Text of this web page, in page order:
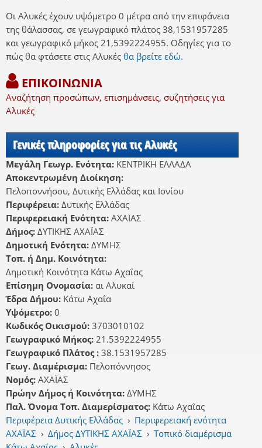
Οι Αλυκές έχουν υψόμετρο 0 μέτρα από την επιφάνεια
της θάλασσας, σε γεωγραφικό πλάτος 38,1531957285
και γεωγραφικό μήκος 21,5392224955. Οδηγίες για το
πώς θα φτάσετε στις Αλυκές θα βρείτε εδώ.
ΕΠΙΚΟΙΝΩΝΙΑ
Αναζήτηση προσώπων, επισημάνσεις, συζητήσεις για
Αλυκές
Γενικές πληροφορίες για τις Αλυκές
Μεγάλη Γεωγρ. Ενότητα: ΚΕΝΤΡΙΚΗ ΕΛΛΑΔΑ
Αποκεντρωμένη Διοίκηση:
Πελοποννήσου, Δυτικής Ελλάδας και Ιονίου
Περιφέρεια: Δυτικής Ελλάδας
Περιφερειακή Ενότητα: ΑΧΑΪΑΣ
Δήμος: ΔΥΤΙΚΗΣ ΑΧΑΪΑΣ
Δημοτική Ενότητα: ΔΥΜΗΣ
Τοπ. ή Δημ. Κοινότητα:
Δημοτική Κοινότητα Κάτω Αχαΐας
Επίσημη Ονομασία: αι Αλυκαί
Έδρα Δήμου: Κάτω Αχαΐα
Υψόμετρο: 0
Κωδικός Οικισμού: 3703010102
Γεωγραφικό Μήκος: 21.5392224955
Γεωγραφικό Πλάτος : 38.1531957285
Γεωγ. Διαμέρισμα: Πελοπόννησος
Νομός: ΑΧΑΪΑΣ
Πρώην Δήμος ή Κοινότητα: ΔΥΜΗΣ
Παλ. Όνομα Τοπ. Διαμερίσματος: Κάτω Αχαΐας
Περιφέρεια Δυτικής Ελλάδας › Περιφερειακή ενότητα
ΑΧΑΪΑΣ › Δήμος ΔΥΤΙΚΗΣ ΑΧΑΪΑΣ › Τοπικό διαμέρισμα